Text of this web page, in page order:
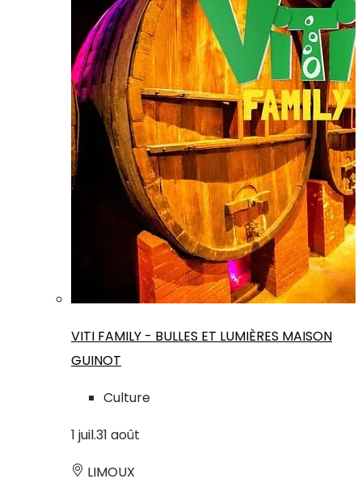
VITI FAMILY - BULLES ET LUMIÈRES MAISON
GUINOT
Culture
1 juil.31 août
LIMOUX